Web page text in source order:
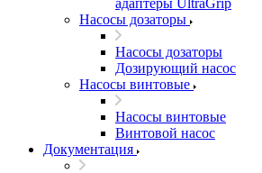
адаптеры UltraGrip
Насосы дозаторы
Насосы дозаторы
Дозирующий насос
Насосы винтовые
Насосы винтовые
Винтовой насос
Документация